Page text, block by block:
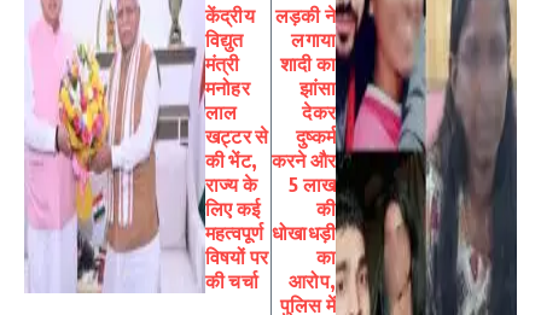
केंद्रीय
विद्युत
मंत्री
मनोहर
लाल
खट्टर से
की भेंट,
राज्य के
लिए कई
महत्वपूर्ण
विषयों पर
की चर्चा
लड़की ने
लगाया
शादी का
झांसा
देकर
दुष्कर्म
करने और
5 लाख
की
धोखाधड़ी
का
आरोप,
पुलिस में